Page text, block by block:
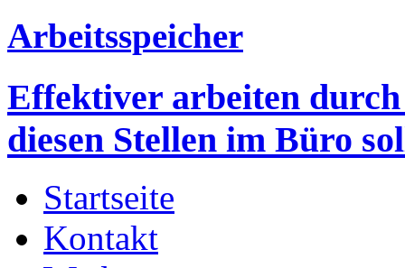
Arbeitsspeicher
Effektiver arbeiten durch
diesen Stellen im Büro
Startseite
Kontakt